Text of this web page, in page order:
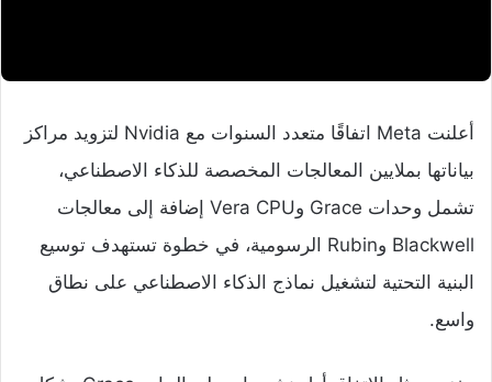
أعلنت Meta اتفاقًا متعدد السنوات مع Nvidia لتزويد مراكز
بياناتها بملايين المعالجات المخصصة للذكاء الاصطناعي،
تشمل وحدات Grace وVera CPU إضافة إلى معالجات
Blackwell وRubin الرسومية، في خطوة تستهدف توسيع
البنية التحتية لتشغيل نماذج الذكاء الاصطناعي على نطاق
واسع.